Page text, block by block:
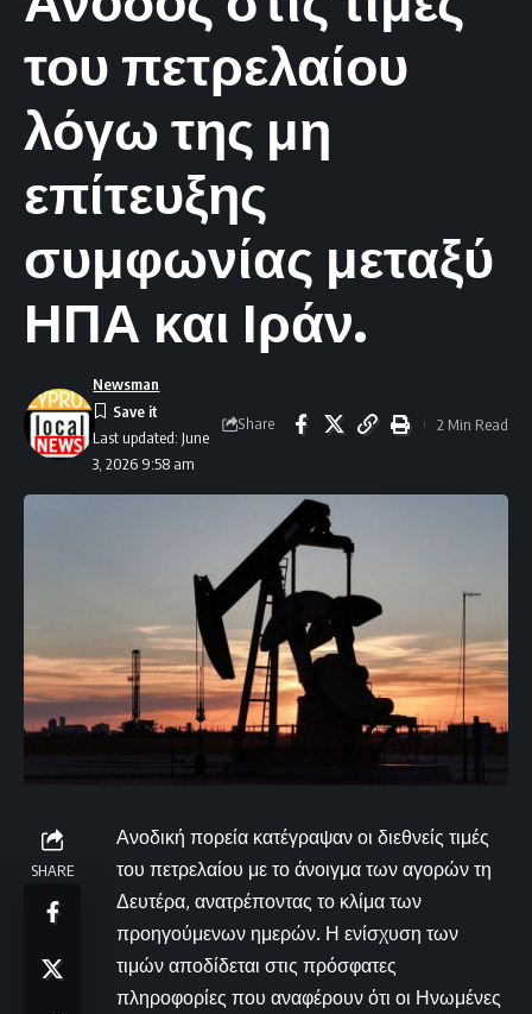
του πετρελαίου
λόγω της μη
επίτευξης
συμφωνίας μεταξύ
ΗΠΑ και Ιράν.
Last updated: June
3, 2026 9:58 am
Newsman
Share 2 Min Read
SHARE
Ανοδική πορεία κατέγραψαν οι διεθνείς τιμές
του πετρελαίου με το άνοιγμα των αγορών τη
Δευτέρα, ανατρέποντας το κλίμα των
προηγούμενων ημερών. Η ενίσχυση των
τιμών αποδίδεται στις πρόσφατες
πληροφορίες που αναφέρουν ότι οι Ηνωμένες